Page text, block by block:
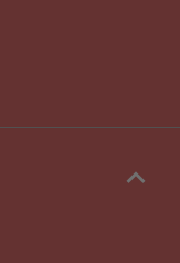
keyboard_arrow_up